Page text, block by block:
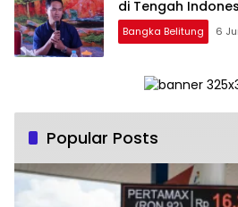
Bangka Belitung 6
Popular Posts